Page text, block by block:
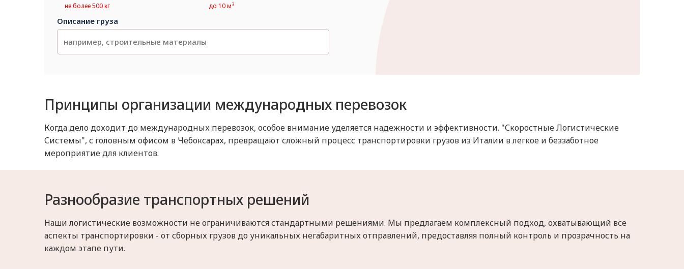
не более 500 кг до 10 м3
Описание груза
Принципы организации международных перевозок
Когда дело доходит до международных перевозок, особое внимание уделяется надежности и эффективности. "Скоростные Логистические
Системы", с головным офисом в Чебоксарах, превращают сложный процесс транспортировки грузов из Италии в легкое и беззаботное
мероприятие для клиентов.
Разнообразие транспортных решений
Наши логистические возможности не ограничиваются стандартными решениями. Мы предлагаем комплексный подход, охватывающий все
аспекты транспортировки - от сборных грузов до уникальных негабаритных отправлений, предоставляя полный контроль и прозрачность на
каждом этапе пути.